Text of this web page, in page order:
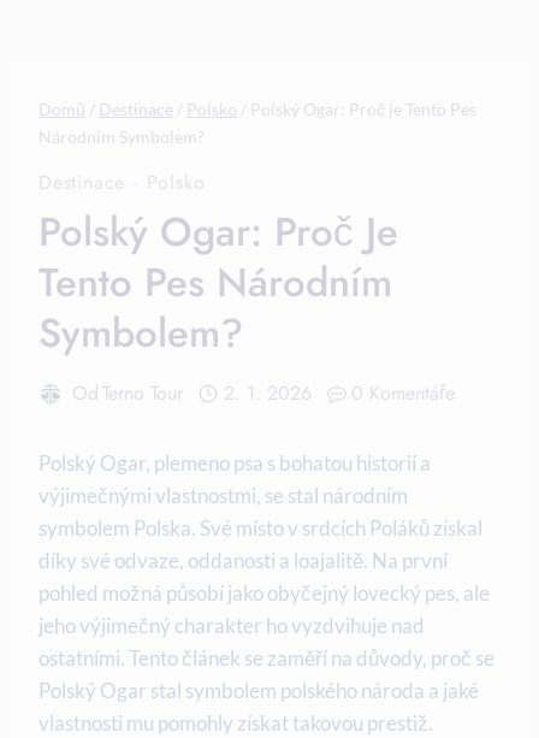
Domů / Destinace / Polsko / Polský Ogar: Proč je Tento Pes
Národním Symbolem?
Destinace · Polsko
Polský Ogar: Proč Je
Tento Pes Národním
Symbolem?
OdTerno Tour 2. 1. 2026 0 Komentáře
Polský Ogar, plemeno psa s bohatou historií a
výjimečnými vlastnostmi, se stal národním
symbolem Polska. Své místo v srdcích Poláků získal
díky své odvaze, oddanosti a loajalitě. Na první
pohled možná působí jako obyčejný lovecký pes, ale
jeho výjimečný charakter ho vyzdvihuje nad
ostatními. Tento článek se zaměří na důvody, proč se
Polský Ogar stal symbolem polského národa a jaké
vlastnosti mu pomohly získat takovou prestiž.